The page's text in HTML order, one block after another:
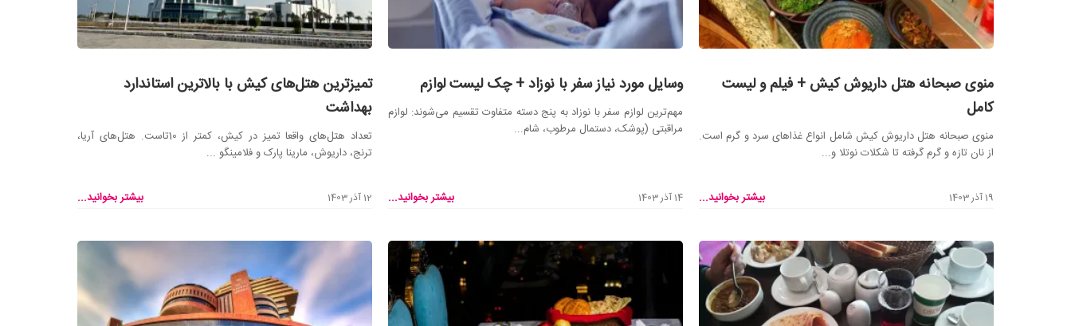
منوی صبحانه هتل داریوش کیش + فیلم و لیست
کامل
منوی صبحانه هتل داریوش کیش شامل انواع غذاهای سرد و گرم است.
از نان تازه و گرم گرفته تا شکلات نوتلا و...
19 آذر 1403 بیشتر بخوانید...
وسایل مورد نیاز سفر با نوزاد + چک لیست لوازم
مهم‌ترین لوازم سفر با نوزاد به پنج دسته متفاوت تقسیم می‌شوند: لوازم
مراقبتی (پوشک، دستمال مرطوب، شام...
14 آذر 1403 بیشتر بخوانید...
تمیزترین هتل‌های کیش با بالاترین استاندارد
بهداشت
تعداد هتل‌های واقعا تمیز در کیش، کمتر از 10تاست. هتل‌های آریا،
ترنج، داریوش، مارینا پارک و فلامینگو ...
12 آذر 1403 بیشتر بخوانید...